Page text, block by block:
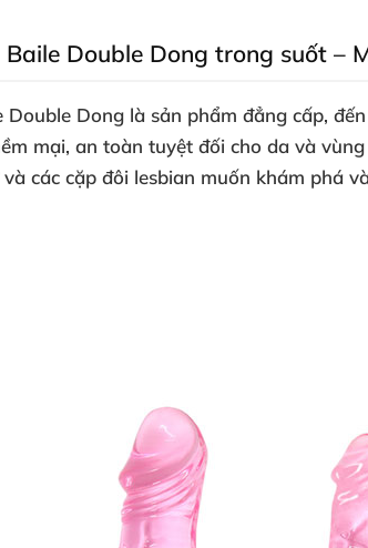
Double Dong trong suốt –
Dong là sản phẩm đẳng cấp,
mại, an toàn tuyệt đối cho da và
các cặp đôi lesbian muốn khám phá